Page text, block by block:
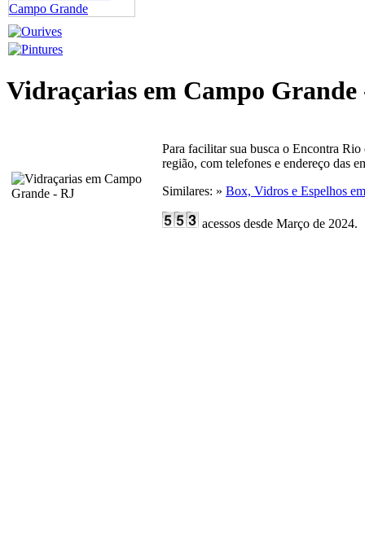
Vidraçarias em Campo Grande
Para facilitar sua busca o Encontra
região, com telefones e endereço das
Similares: » Box, Vidros e Espelhos
acessos desde Março de 2024.